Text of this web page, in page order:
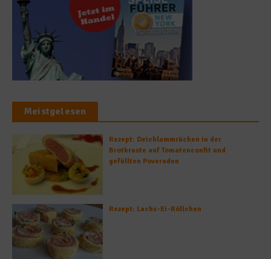
Meistgelesen
Rezept: Deichlammrücken in der
Brotkruste auf Tomatenconfit und
gefüllten Poveraden
Rezept: Lachs-Ei-Röllchen